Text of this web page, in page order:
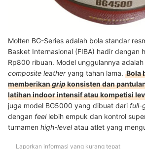
Molten BG-Series adalah bola standar
Basket Internasional (FIBA) hadir dengan
Rp800 ribuan. Model unggulannya
composite leatheryang tahan lama. Bola
memberikangripkonsisten dan
latihan indoor intensif atau kompetisi
juga model BG5000 yang dibuat dari full-
dengan feellebih empuk dan kontrol
turnamen high-levelatau atlet yang
Laporkan informasi yang kurang tepat